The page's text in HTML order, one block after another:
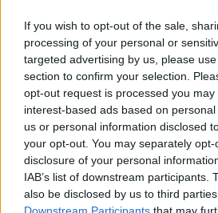
If you wish to opt-out of the sale,
processing of your personal or
targeted advertising by us, please
section to confirm your selection.
opt-out request is processed you may
interest-based ads based on
us or personal information disclosed
your opt-out. You may separately
disclosure of your personal
IAB’s list of downstream participants.
also be disclosed by us to third
Ako vybrať dlažbu na
materiál vydrží záťaž,